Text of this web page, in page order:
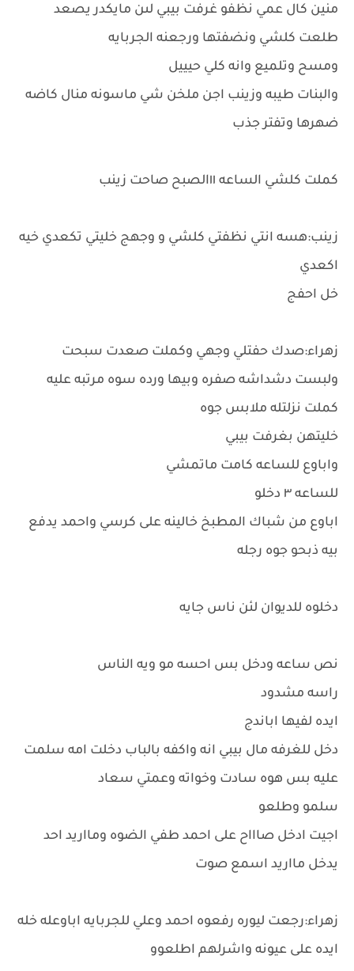
منين كال عمي نظفو غرفت بيبي لىن مايكدر يصعد
طلعت كلشي ونضفتها ورجعنه الجربايه
ومسح وتلميع وانه كلي حيييل
والبنات طيبه وزينب اجن ملخن شي ماسونه منال كاضه
ضهرها وتفتر جذب
كملت كلشي الساعه ١١الصبح صاحت زينب
زينب:هسه انتي نظفتي كلشي و وجهج خليتي تكعدي خيه
اكعدي
خل احفج
زهراء:صدك حفتلي وجهي وكملت صعدت سبحت
ولبست دشداشه صفره وبيها ورده سوه مرتبه عليه
كملت نزلتله ملابس جوه
خليتهن بغرفت بيبي
واباوع للساعه كامت ماتمشي
للساعه ٣ دخلو
اباوع من شباك المطبخ خالينه على كرسي واحمد يدفع
بيه ذبحو جوه رجله
دخلوه للديوان لئن ناس جايه
نص ساعه ودخل بس احسه مو ويه الناس
راسه مشدود
ايده لفيها اباندج
دخل للغرفه مال بيبي انه واكفه بالباب دخلت امه سلمت
عليه بس هوه سادت وخواته وعمتي سعاد
سلمو وطلعو
اجيت ادخل صاااح على احمد طفي الضوه ومااريد احد
يدخل مااريد اسمع صوت
زهراء:رجعت ليوره رفعوه احمد وعلي للجربايه اباوعله خله
ايده على عيونه واشرلهم اطلعوو